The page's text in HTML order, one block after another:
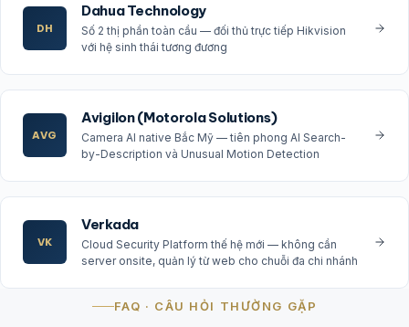
DH
Dahua Technology
Số 2 thị phần toàn cầu — đối thủ trực tiếp Hikvision
với hệ sinh thái tương đương
AVG
Avigilon (Motorola Solutions)
Camera AI native Bắc Mỹ — tiên phong AI Search-
by-Description và Unusual Motion Detection
VK
Verkada
Cloud Security Platform thế hệ mới — không cần
server onsite, quản lý từ web cho chuỗi đa chi nhánh
FAQ · CÂU HỎI THƯỜNG GẶP